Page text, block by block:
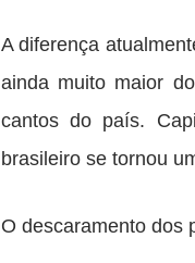
A diferença
ainda muito maior
cantos do país.
brasileiro se tornou
O descaramento dos